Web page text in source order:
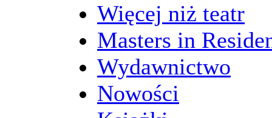
Więcej niż teatr
Masters in
Wydawnictwo
Nowości